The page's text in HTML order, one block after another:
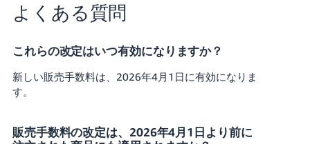
よくある質問
これらの改定はいつ有効になりますか？
新しい販売手数料は、2026年4月1日に有効になりま
す。
販売手数料の改定は、2026年4月1日より前に